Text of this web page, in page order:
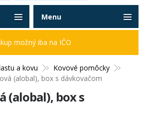
a kovu
Kovové pomôcky
(alobal), box s dávkovačom
(alobal), box s
možný iba na IČO
Menu